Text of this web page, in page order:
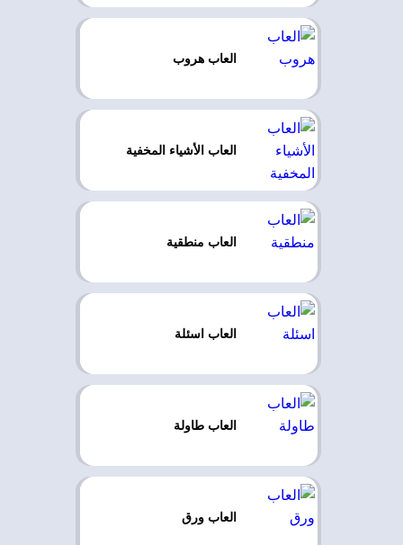
العاب هروب
العاب الأشياء المخفية
العاب منطقية
العاب اسئلة
العاب طاولة
العاب ورق